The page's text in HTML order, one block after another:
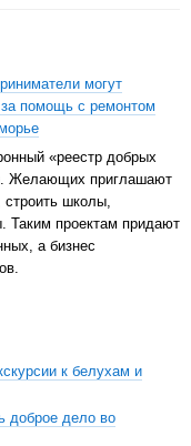
могут
помощь с ремонтом
«реестр добрых
Желающих приглашают
строить школы,
Таким проектам придают
а бизнес
к белухам и
доброе дело во